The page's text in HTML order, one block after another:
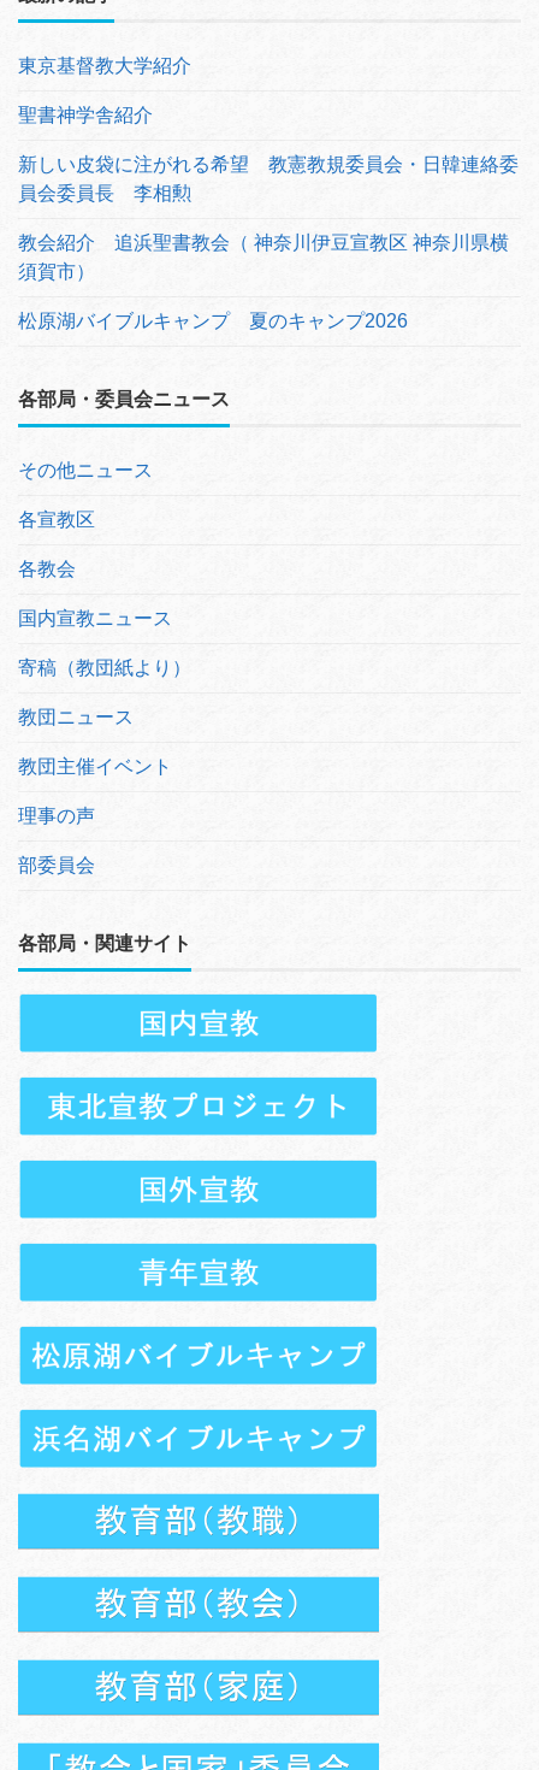
東京基督教大学紹介
聖書神学舎紹介
新しい皮袋に注がれる希望 教憲教規委員会・日韓連絡委
員会委員長 李相勲
教会紹介 追浜聖書教会（ 神奈川伊豆宣教区 神奈川県横
須賀市）
松原湖バイブルキャンプ 夏のキャンプ2026
各部局・委員会ニュース
その他ニュース
各宣教区
各教会
国内宣教ニュース
寄稿（教団紙より）
教団ニュース
教団主催イベント
理事の声
部委員会
各部局・関連サイト